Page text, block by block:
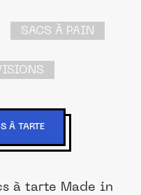
SACS À PAIN
À TARTE
à tarte Made in